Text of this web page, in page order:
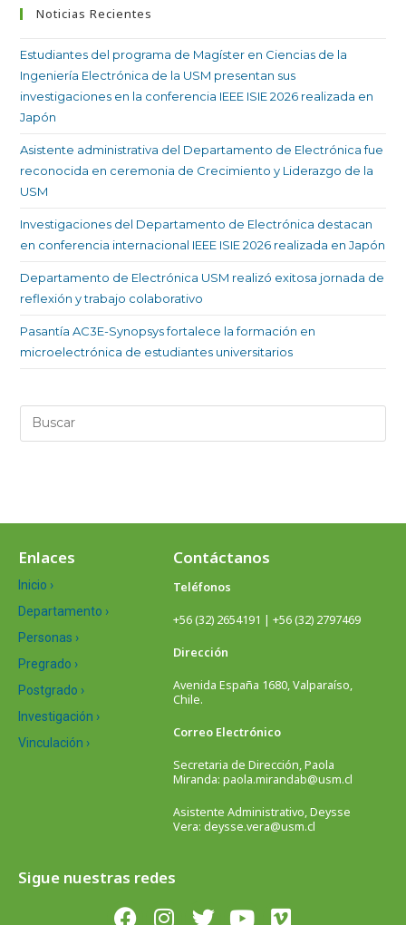
Noticias Recientes
Estudiantes del programa de Magíster en Ciencias de la
Ingeniería Electrónica de la USM presentan sus
investigaciones en la conferencia IEEE ISIE 2026 realizada en
Japón
Asistente administrativa del Departamento de Electrónica fue
reconocida en ceremonia de Crecimiento y Liderazgo de la
USM
Investigaciones del Departamento de Electrónica destacan
en conferencia internacional IEEE ISIE 2026 realizada en Japón
Departamento de Electrónica USM realizó exitosa jornada de
reflexión y trabajo colaborativo
Pasantía AC3E-Synopsys fortalece la formación en
microelectrónica de estudiantes universitarios
Enlaces
Inicio ›
Departamento ›
Personas ›
Pregrado ›
Postgrado ›
Investigación ›
Vinculación ›
Contáctanos
Teléfonos
+56 (32) 2654191 | +56 (32) 2797469
Dirección
Avenida España 1680, Valparaíso,
Chile.
Correo Electrónico
Secretaria de Dirección, Paola
Miranda: paola.mirandab@usm.cl
Asistente Administrativo, Deysse
Vera: deysse.vera@usm.cl
Sigue nuestras redes